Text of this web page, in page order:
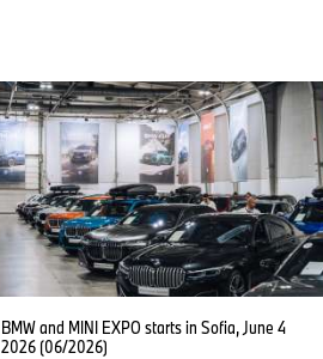
BMW and MINI EXPO starts in Sofia, June 4
2026 (06/2026)